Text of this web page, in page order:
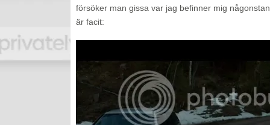
försöker man gissa var jag befinner mig
är facit: